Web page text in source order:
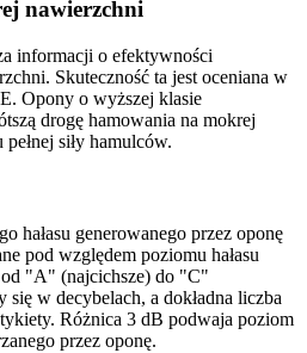
nawierzchni
informacji o efektywności
Skuteczność ta jest oceniana w
Opony o wyższej klasie
drogę hamowania na mokrej
siły hamulców.
hałasu generowanego przez oponę
pod względem poziomu hałasu
"A" (najcichsze) do "C"
się w decybelach, a dokładna liczba
Różnica 3 dB podwaja poziom
przez oponę.